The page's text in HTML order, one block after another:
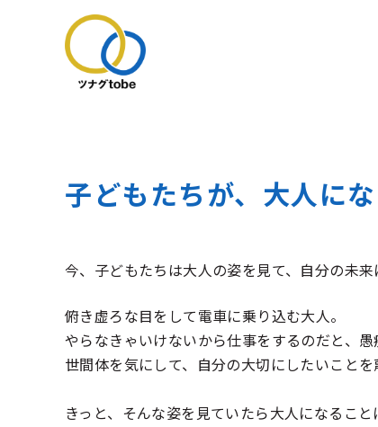
子どもたちが、大人に
今、子どもたちは大人の姿を見て、自分の未来
俯き虚ろな目をして電車に乗り込む大人。
やらなきゃいけないから仕事をするのだと、愚
世間体を気にして、自分の大切にしたいこと
きっと、そんな姿を見ていたら大人になること